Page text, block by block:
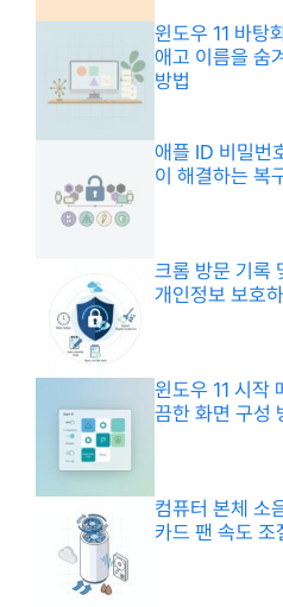
윈도우 11 바탕
애고 이름을 숨
방법
애플 ID 비밀번
이 해결하는 복
크롬 방문 기록
개인정보 보호
윈도우 11 시작
끔한 화면 구성
컴퓨터 본체 소
카드 팬 속도 조